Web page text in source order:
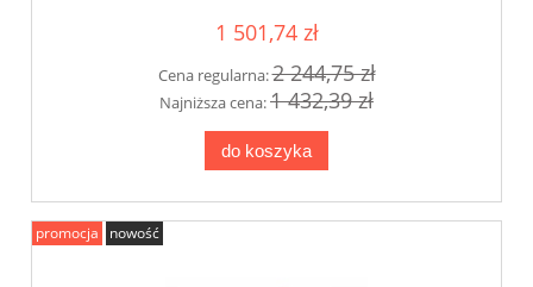
1 501,74 zł
Cena regularna:2 244,75 zł
Najniższa cena:1 432,39 zł
do koszyka
promocja nowość